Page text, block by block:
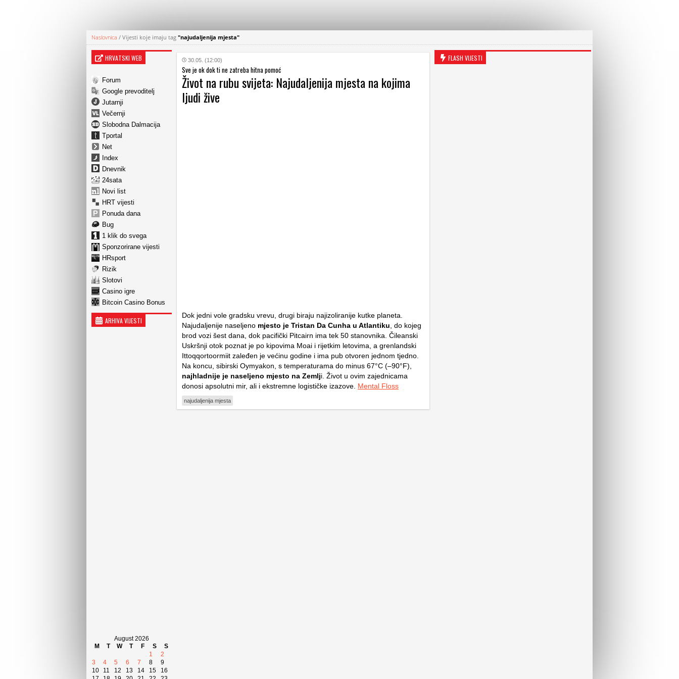
Naslovnica / Vijesti koje imaju tag "najudaljenija mjesta"
HRVATSKI WEB
Forum
Google prevoditelj
Jutarnji
Večernji
Slobodna Dalmacija
Tportal
Net
Index
Dnevnik
24sata
Novi list
HRT vijesti
Ponuda dana
Bug
1 klik do svega
Sponzorirane vijesti
HRsport
Rizik
Slotovi
Casino igre
Bitcoin Casino Bonus
ARHIVA VIJESTI
August 2026
M
T W T F S
S
1
2
3
4 5 6 7 8
9
10
11 12 13 14 15
16
30.05. (12:00)
Sve je ok dok ti ne zatreba hitna pomoć
Život na rubu svijeta: Najudaljenija mjesta na kojima
ljudi žive
Dok jedni vole gradsku vrevu, drugi biraju najizoliranije kutke planeta.
Najudaljenije naseljeno mjesto je Tristan Da Cunha u Atlantiku , do kojeg
brod vozi šest dana, dok pacifički Pitcairn ima tek 50 stanovnika. Čileanski
Uskršnji otok poznat je po kipovima Moai i rijetkim letovima, a grenlandski
Ittoqqortoormiit zaleđen je većinu godine i ima pub otvoren jednom tjedno.
Na koncu, sibirski Oymyakon, s temperaturama do minus 67°C (–90°F),
najhladnije je naseljeno mjesto na Zemlji. Život u ovim zajednicama
donosi apsolutni mir, ali i ekstremne logističke izazove. Mental Floss
najudaljenija mjesta
FLASH VIJESTI